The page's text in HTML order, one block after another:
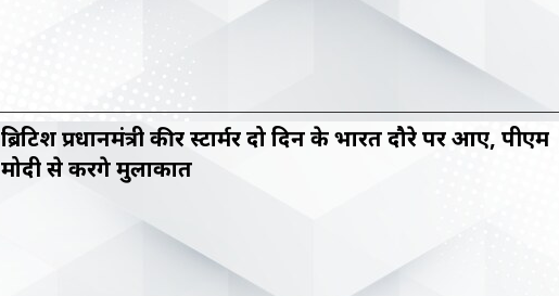
ब्रिटिश प्रधानमंत्री कीर स्टार्मर दो दिन के भारत दौरे पर आए, पीएम
मोदी से करेंगे मुलाकात